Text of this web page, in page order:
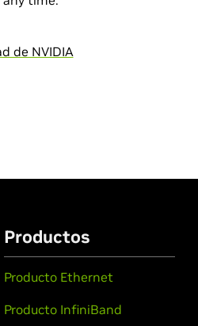
de NVIDIA
Productos
Producto Ethernet
Producto InfiniBand